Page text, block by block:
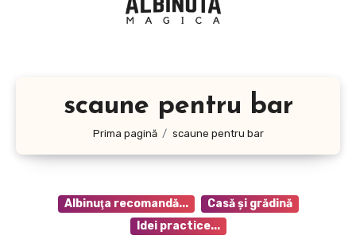
scaune pentru bar
Prima pagină scaune pentru bar
Albinuţa recomandă...
Casă şi grădină
Idei practice...